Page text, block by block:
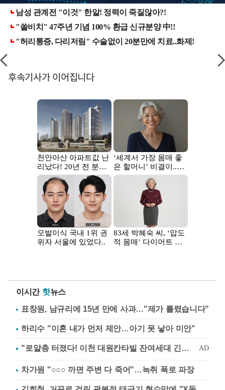
후속기사가 이어집니다
이시간 핫뉴스
표창원, 남규리에 15년 만에 사과…"제가 틀렸습니다"
하리수 "이혼 내가 먼저 제안…아기 못 낳아 미안"
차가원 "○○○ 까면 주변 다 죽어"…녹취 폭로 파장